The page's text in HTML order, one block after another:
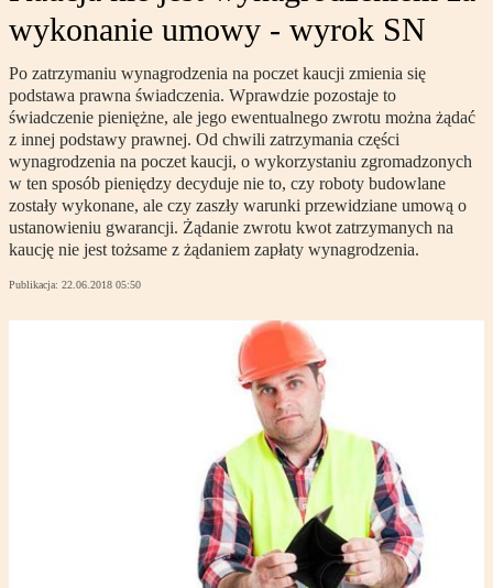
wykonanie umowy - wyrok SN
Po zatrzymaniu wynagrodzenia na poczet kaucji zmienia się
podstawa prawna świadczenia. Wprawdzie pozostaje to
świadczenie pieniężne, ale jego ewentualnego zwrotu można żądać
z innej podstawy prawnej. Od chwili zatrzymania części
wynagrodzenia na poczet kaucji, o wykorzystaniu zgromadzonych
w ten sposób pieniędzy decyduje nie to, czy roboty budowlane
zostały wykonane, ale czy zaszły warunki przewidziane umową o
ustanowieniu gwarancji. Żądanie zwrotu kwot zatrzymanych na
kaucję nie jest tożsame z żądaniem zapłaty wynagrodzenia.
Publikacja: 22.06.2018 05:50